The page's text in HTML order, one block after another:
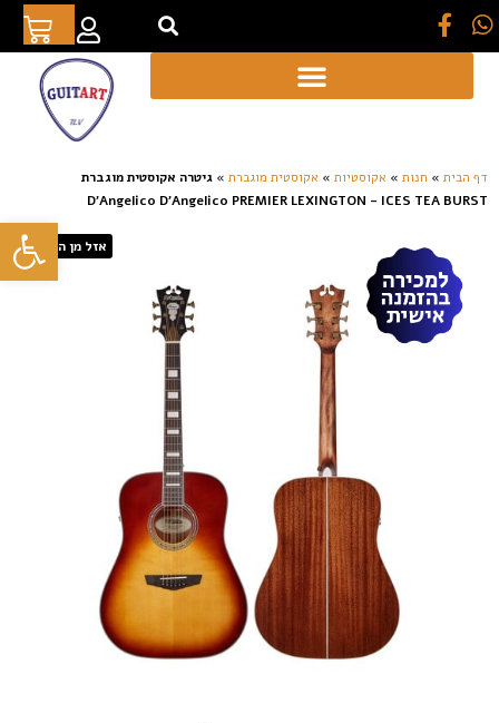
פתח
דף הבית » חנות » אקוסטיות » אקוסטית מוגברת » גיטרה אקוסטית מוגברת
D’Angelico D’Angelico PREMIER LEXINGTON – ICES TEA BURST
אזל מן המלאי